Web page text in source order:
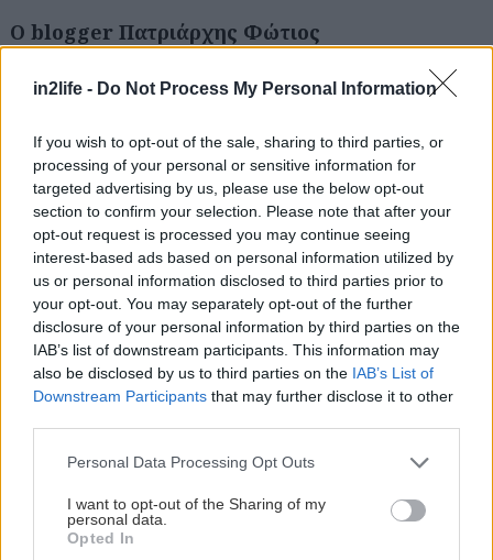
in2life - Do Not Process My Personal Information
If you wish to opt-out of the sale, sharing to third parties, or
processing of your personal or sensitive information for
targeted advertising by us, please use the below opt-out
section to confirm your selection. Please note that after your
opt-out request is processed you may continue seeing
interest-based ads based on personal information utilized by
us or personal information disclosed to third parties prior to
your opt-out. You may separately opt-out of the further
disclosure of your personal information by third parties on the
IAB’s list of downstream participants. This information may
also be disclosed by us to third parties on the IAB’s List of
Downstream Participants that may further disclose it to other
Please note that this website/app uses one or more Google
not limited to your visit or usage behaviour. You may click to
grant or deny consent to Google and its third-party tags to
use your data for below specified purposes in below Google
Personal Data Processing Opt Outs
I want to opt-out of the Sharing of my
personal data.
Opted In
Ο blogger Πατριάρχης Φώτιος
Michael Arditti “Ο εχθρός του καλού”, μετ. Χρ.
Τιμή: €18.90
ΣΧΕΤΙΚΑ LINKS
Επισκεφθείτε το blog ΒΙΒΛΙΟΚΑΦΕ
Αγοράστε online το βιβλίο από το
Greekbooks.gr